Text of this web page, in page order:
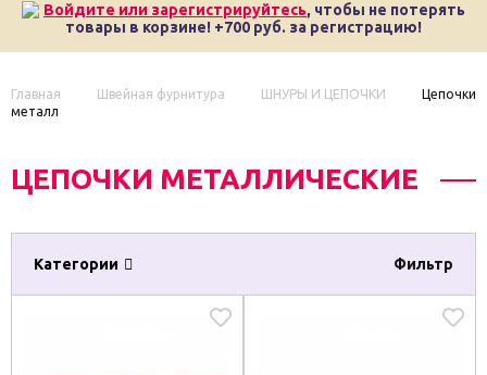
Войдите или зарегистрируйтесь, чтобы не потерять
товары в корзине! +700 руб. за регистрацию!
Главная Швейная фурнитура ШНУРЫ И ЦЕПОЧКИ
Цепочки
металл
ЦЕПОЧКИ МЕТАЛЛИЧЕСКИЕ
Категории Фильтр